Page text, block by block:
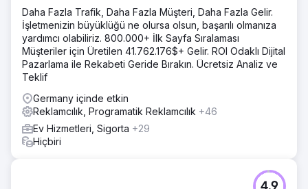
arama amacı ile) belirledik. Hedef anahtar kelimelerini
kullanarak web sitesini optimize ettik ve temel sorunları
çözdük.
Sonuç
 Organik dönüşümler / rezervasyonlar ayda %1.110'un
trafik ayda 482'den 2.197'ye yükseldi (yani %350'nin
üzerinde)  25 hedef anahtar kelimeden 22'si ilk sırada
yer almaya başladı Google'ın sayfası
Daha Fazla Trafik, Daha Fazla Müşteri, Daha Fazla Gelir.
İşletmenizin büyüklüğü ne olursa olsun, başarılı olmanıza
yardımcı olabiliriz. 800.000+ İlk Sayfa Sıralaması
Müşteriler için Üretilen 41.762.176$+ Gelir. ROI Odaklı Dijital
Pazarlama ile Rekabeti Geride Bırakın. Ücretsiz Analiz ve
Teklif
Germany içinde etkin
Reklamcılık, Programatik Reklamcılık +46
Ev Hizmetleri, Sigorta +29
Hiçbiri